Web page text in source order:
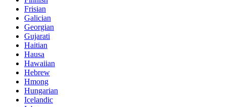
Frisian
Galician
Georgian
Gujarati
Haitian
Hausa
Hawaiian
Hebrew
Hmong
Hungarian
Icelandic